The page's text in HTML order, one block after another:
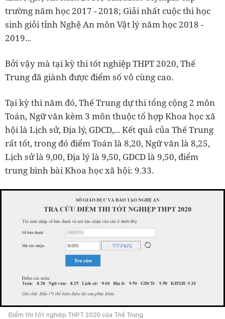
trường năm học 2017 - 2018; Giải nhất cuộc thi học
sinh giỏi tỉnh Nghệ An môn Vật lý năm học 2018 -
2019...
Bởi vậy mà tại kỳ thi tốt nghiệp THPT 2020, Thế
Trung đã giành được điểm số vô cùng cao.
Tại kỳ thi năm đó, Thế Trung dự thi tổng cộng 2 môn
Toán, Ngữ văn kèm 3 môn thuộc tổ hợp Khoa học xã
hội là Lịch sử, Địa lý, GDCD,... Kết quả của Thế Trung
rất tốt, trong đó điểm Toán là 8,20, Ngữ văn là 8,25,
Lịch sử là 9,00, Địa lý là 9,50, GDCD là 9,50, điểm
trung bình bài Khoa học xã hội: 9.33.
Điểm thi tốt nghiệp THPT 2020 của Thế Trung